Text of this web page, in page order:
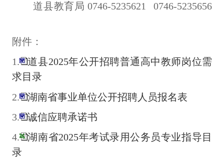
道县教育局 0746-5235621 0746-5235656
附件：
1.
道县2025年公开招聘普通高中教师岗位需
求目录
2.
湖南省事业单位公开招聘人员报名表
3.
诚信应聘承诺书
4.
湖南省2025年考试录用公务员专业指导目
录